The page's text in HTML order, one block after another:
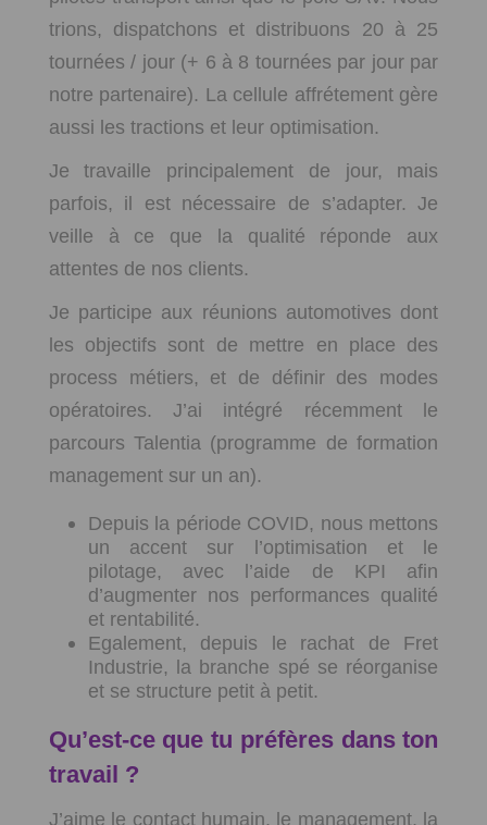
trions, dispatchons et distribuons 20 à 25
tournées / jour (+ 6 à 8 tournées par jour par
notre partenaire). La cellule affrétement gère
aussi les tractions et leur optimisation.
Je travaille principalement de jour, mais
parfois, il est nécessaire de s’adapter. Je
veille à ce que la qualité réponde aux
attentes de nos clients.
Je participe aux réunions automotives dont
les objectifs sont de mettre en place des
process métiers, et de définir des modes
opératoires. J’ai intégré récemment le
parcours Talentia (programme de formation
management sur un an).
Depuis la période COVID, nous mettons
un accent sur l’optimisation et le
pilotage, avec l’aide de KPI afin
d’augmenter nos performances qualité
et rentabilité.
Egalement, depuis le rachat de Fret
Industrie, la branche spé se réorganise
et se structure petit à petit.
Qu’est-ce que tu préfères dans ton
travail ?
J’aime le contact humain, le management, la